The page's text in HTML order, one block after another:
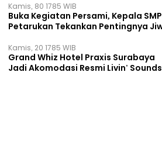
Kamis, 80 1785 WIB
Buka Kegiatan Persami, Kepala
Petarukan Tekankan Pentingnya
Kamis, 20 1785 WIB
Grand Whiz Hotel Praxis Surabaya
Jadi Akomodasi Resmi Livin' Sounds